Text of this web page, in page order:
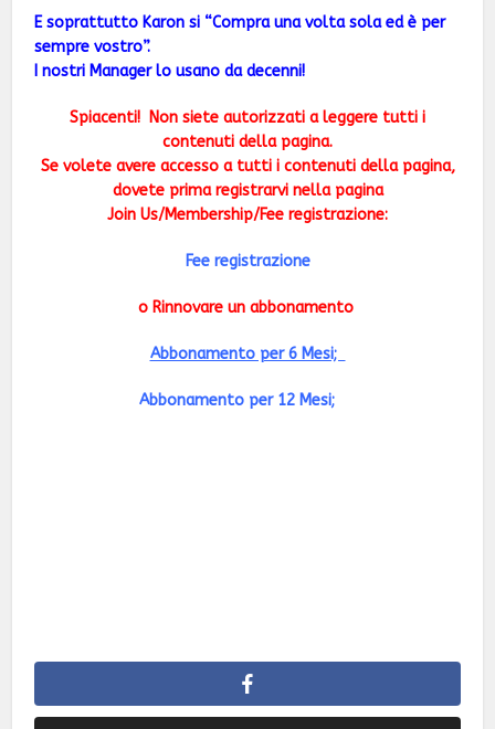
E soprattutto Karon si “Compra una volta sola ed è per
sempre vostro”.
I nostri Manager lo usano da decenni!
Spiacenti! Non siete autorizzati a leggere tutti i
contenuti della pagina.
Se volete avere accesso a tutti i contenuti della pagina,
dovete prima registrarvi nella pagina
Join Us/Membership/Fee registrazione:
Fee registrazione
o Rinnovare un abbonamento
Abbonamento per 6 Mesi;
Abbonamento per 12 Mesi;